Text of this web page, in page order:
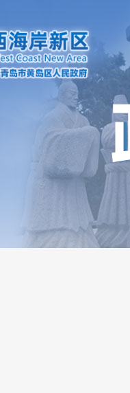
机构职能
审计信息